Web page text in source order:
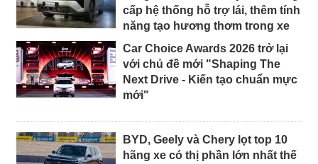
cấp hệ thống hỗ trợ lái, thêm tính
năng tạo hương thơm trong xe
Car Choice Awards 2026 trở lại
với chủ đề mới "Shaping The
Next Drive - Kiến tạo chuẩn mực
mới"
BYD, Geely và Chery lọt top 10
hãng xe có thị phần lớn nhất thế